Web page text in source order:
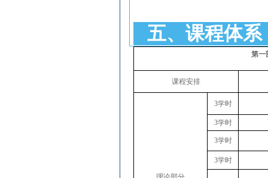
五、课程体系
第一
课程安排
3学时
3学时
3学时
3学时